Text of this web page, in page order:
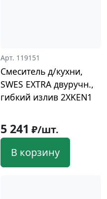
Арт. 119151
Смеситель д/кухни,
SWES EXTRA двуручн.,
гибкий излив 2XKEN1
5 241 ₽/шт.
В корзину